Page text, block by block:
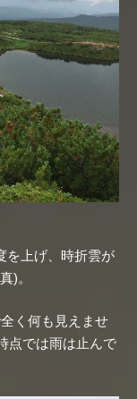
を上げ、時折雲が
)。
く何も見えませ
点では雨は止んで